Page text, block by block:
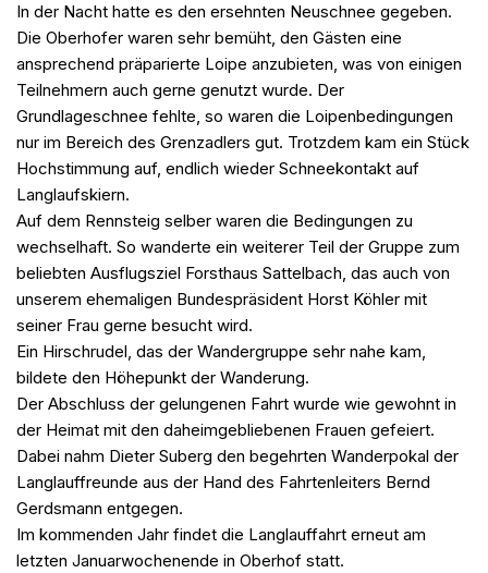
In der Nacht hatte es den ersehnten Neuschnee gegeben.
Die Oberhofer waren sehr bemüht, den Gästen eine
ansprechend präparierte Loipe anzubieten, was von einigen
Teilnehmern auch gerne genutzt wurde. Der
Grundlageschnee fehlte, so waren die Loipenbedingungen
nur im Bereich des Grenzadlers gut. Trotzdem kam ein Stück
Hochstimmung auf, endlich wieder Schneekontakt auf
Langlaufskiern.
Auf dem Rennsteig selber waren die Bedingungen zu
wechselhaft. So wanderte ein weiterer Teil der Gruppe zum
beliebten Ausflugsziel Forsthaus Sattelbach, das auch von
unserem ehemaligen Bundespräsident Horst Köhler mit
seiner Frau gerne besucht wird.
Ein Hirschrudel, das der Wandergruppe sehr nahe kam,
bildete den Höhepunkt der Wanderung.
Der Abschluss der gelungenen Fahrt wurde wie gewohnt in
der Heimat mit den daheimgebliebenen Frauen gefeiert.
Dabei nahm Dieter Suberg den begehrten Wanderpokal der
Langlauffreunde aus der Hand des Fahrtenleiters Bernd
Gerdsmann entgegen.
Im kommenden Jahr findet die Langlauffahrt erneut am
letzten Januarwochenende in Oberhof statt.